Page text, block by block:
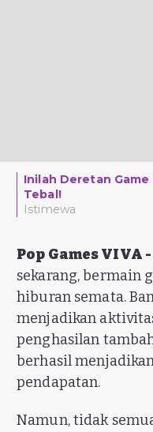
Inilah Deretan
Tebal!
Istimewa
Pop Games VIVA -
sekarang, bermain
hiburan semata.
menjadikan
penghasilan
berhasil
pendapatan.
Namun, tidak